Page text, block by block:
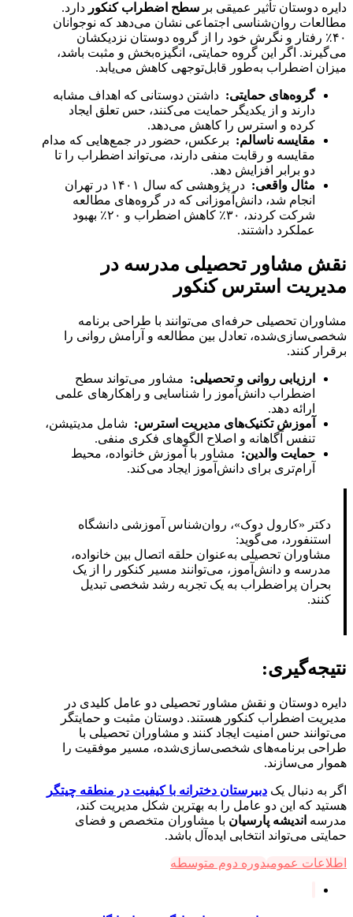
دایره دوستان تأثیر عمیقی بر سطح اضطراب کنکور دارد.
مطالعات روان‌شناسی اجتماعی نشان می‌دهد که نوجوانان
۴۰٪ رفتار و نگرش خود را از گروه دوستان نزدیکشان
می‌گیرند. اگر این گروه حمایتی، انگیزه‌بخش و مثبت باشد،
میزان اضطراب به‌طور قابل‌توجهی کاهش می‌یابد.
گروه‌های حمایتی: داشتن دوستانی که اهداف مشابه
دارند و از یکدیگر حمایت می‌کنند، حس تعلق ایجاد
کرده و استرس را کاهش می‌دهد.
مقایسه ناسالم: برعکس، حضور در جمع‌هایی که مدام
مقایسه و رقابت منفی دارند، می‌تواند اضطراب را تا
دو برابر افزایش دهد.
مثال واقعی:
در پژوهشی که سال ۱۴۰۱ در تهران
انجام شد، دانش‌آموزانی که در گروه‌های مطالعه
شرکت کردند، ۳۰٪ کاهش اضطراب و ۲۰٪ بهبود
عملکرد داشتند.
نقش مشاور تحصیلی مدرسه در
مدیریت استرس کنکور
مشاوران تحصیلی حرفه‌ای می‌توانند با طراحی برنامه
شخصی‌سازی‌شده، تعادل بین مطالعه و آرامش روانی را
برقرار کنند.
ارزیابی روانی و تحصیلی: مشاور می‌تواند سطح
اضطراب دانش‌آموز را شناسایی و راهکارهای علمی
ارائه دهد.
آموزش تکنیک‌های مدیریت استرس: شامل مدیتیشن،
تنفس آگاهانه و اصلاح الگوهای فکری منفی.
حمایت والدین: مشاور با آموزش خانواده، محیط
آرام‌تری برای دانش‌آموز ایجاد می‌کند.
دکتر «کارول دوک»، روان‌شناس آموزشی دانشگاه
استنفورد، می‌گوید:
مشاوران تحصیلی به‌عنوان حلقه اتصال بین خانواده،
مدرسه و دانش‌آموز، می‌توانند مسیر کنکور را از یک
بحران پراضطراب به یک تجربه رشد شخصی تبدیل
کنند.
نتیجه‌گیری:
دایره دوستان و نقش مشاور تحصیلی دو عامل کلیدی در
مدیریت اضطراب کنکور هستند. دوستان مثبت و حمایتگر
می‌توانند حس امنیت ایجاد کنند و مشاوران تحصیلی با
طراحی برنامه‌های شخصی‌سازی‌شده، مسیر موفقیت را
هموار می‌سازند.
اگر به دنبال یک دبیرستان دخترانه با کیفیت در منطقه چیتگر
هستید که این دو عامل را به بهترین شکل مدیریت کند،
مدرسه اندیشه پارسیان با مشاوران متخصص و فضای
حمایتی می‌تواند انتخابی ایده‌آل باشد.
اطلاعات عمومیدوره دوم متوسطه